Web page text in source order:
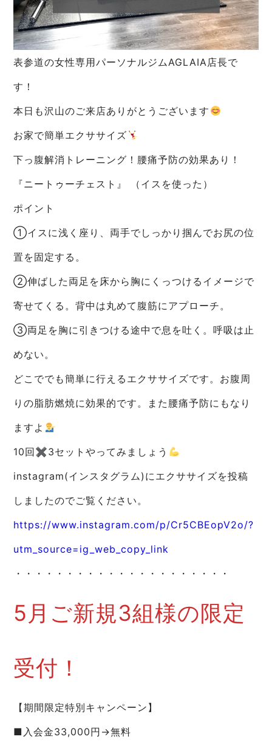
表参道の女性専用パーソナルジムAGLAIA店長で
す！
本日も沢山のご来店ありがとうございます
お家で簡単エクササイズ
下っ腹解消トレーニング！腰痛予防の効果あり！
『ニートゥーチェスト』 （イスを使った）
ポイント
①イスに浅く座り、両手でしっかり掴んでお尻の位
置を固定する。
②伸ばした両足を床から胸にくっつけるイメージで
寄せてくる。背中は丸めて腹筋にアプローチ。
③両足を胸に引きつける途中で息を吐く。呼吸は止
めない。
どこででも簡単に行えるエクササイズです。お腹周
りの脂肪燃焼に効果的です。また腰痛予防にもなり
ますよ
10回✖︎3セットやってみましょう
instagram(インスタグラム)にエクササイズを投稿
しましたのでご覧ください。
https://www.instagram.com/p/Cr5CBEopV2o/?
utm_source=ig_web_copy_link
・・・・・・・・・・・・・・・・・・・・・
5月ご新規3組様の限定
受付！
【期間限定特別キャンペーン】
■入会金33,000円→無料